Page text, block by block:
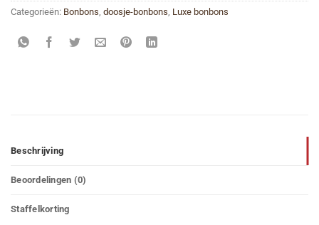
Categorieën: Bonbons doosje-bonbons Luxe bonbons
Beschrijving
Beoordelingen (0)
Staffelkorting